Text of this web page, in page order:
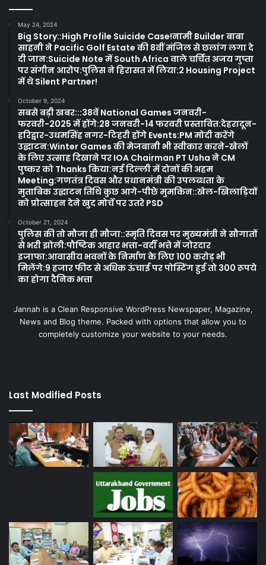
May 24, 2024
Big Story::High Profile Suicide Case!नामी Builder बाबा
साहनी ने Pacific Golf Estate की 8वीं मंजिल से छलांग लगा दे
दी जान:Suicide Note में South Africa वाले चर्चित अजय गुप्ता
पर संगीन आरोप:पुलिस ने हिरासत में लिया:2 Housing Project
में थे Silent Partner!
October 9, 2024
सबसे बड़ी खबर:::38वें National Games जनवरी-
फरवरी-2025 में होंगे:28 जनवरी-14 फरवरी प्रस्तावित:देहरादून-
हरिद्वार-उधमसिंह नगर-टिहरी होंगे Events:PM मोदी करेंगे
उद्घाटन:Winter Games की मेजबानी भी स्वीकार करने-खेलों
के लिए उत्साह दिखाने पर IOA Chairman PT Usha ने CM
पुष्कर को Thanks किया:नई दिल्ली में दोनों की अहम
Meeting:गणतंत्र दिवस और प्रधानमंत्री की उपलब्धता के
मुताबिक उद्घाटन तिथि कुछ आगे-पीछे मुमकिन::खेल-खिलाड़ियों
को प्रोत्साहन देने खुद मोर्चे पर उतरे PSD
October 21, 2024
पुलिस की तो मौजा ही मौजा::स्मृति दिवस पर मुख्यमंत्री ने सौगातों
से भरी झोली:पौष्टिक आहार भत्ता-वर्दी भत्ते में जोरदार
इजाफा:आवासीय भवनों के निर्माण के लिए 100 करोड़ भी
मिलेंगे:9 हजार फीट से अधिक ऊंचाई पर पोस्टिंग हुई तो 300 रूपये
का होगा दैनिक भत्ता
Jannah is a Clean Responsive WordPress Newspaper, Magazine,
News and Blog theme. Packed with options that allow you to
completely customize your website to your needs.
Last Modified Posts